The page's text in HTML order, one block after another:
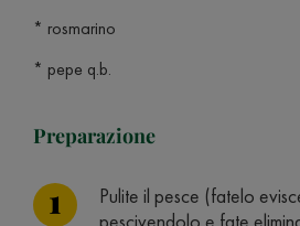
* rosmarino
* pepe q.b.
Preparazione
Pulite il pesce (fatelo